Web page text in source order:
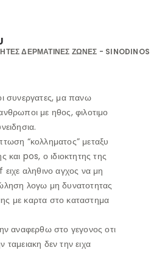
ΔΕΡΜΆΤΙΝΕΣ ΖΏΝΕΣ - SINODINOS
συνεργατες, μα πανω
με ηθος, φιλοτιμο
“κολληματος” μεταξυ
και pos, ο ιδιοκτητης της
αληθινο αγχος να μη
λογω μη δυνατοτητας
με καρτα στο καταστημα
αναφερθω στο γεγονος οτι
ταμειακη δεν την ειχα